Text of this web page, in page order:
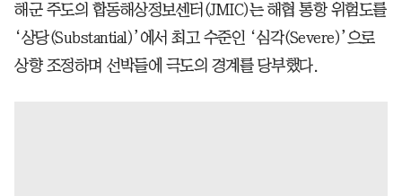
해군 주도의 합동해상정보센터(JMIC)는 해협 통항 위험도를
‘상당(Substantial)’에서 최고 수준인 ‘심각(Severe)’으로
상향 조정하며 선박들에 극도의 경계를 당부했다.